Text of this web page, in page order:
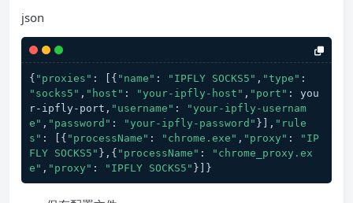
json
{ "proxies" : [{ "name" : "IPFLY SOCKS5" , "type"
"socks5" , "host" : "your-ipfly-host" , "port" : you
r-ipfly-port, "username" :
"your-ipfly-usernam
e" , "password" : "your-ipfly-password" }], "rule
s" : [{ "processName" : "chrome.exe" , "proxy" :
"IP
FLY SOCKS5" },{ "processName" :
"chrome_proxy.ex
e" , "proxy" : "IPFLY SOCKS5" }]}